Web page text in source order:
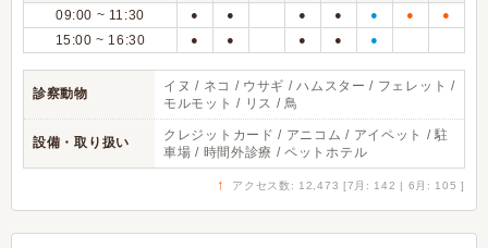
09:00 ~ 11:30
● ● ● ● ● ● ●
15:00 ~ 16:30 ● ● ● ● ●
診察動物
イヌ / ネコ / ウサギ / ハムスター / フェレット /
モルモット / リス / 鳥
設備・取り扱い
クレジットカード / アニコム / アイペット / 駐
車場 / 時間外診療 / ペットホテル
↑ アクセス数: 12,473 [7月: 142 | 6月: 105 ]